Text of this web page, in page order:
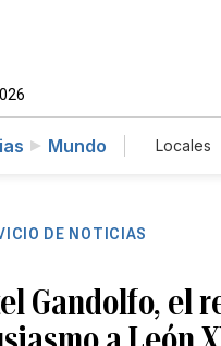
Mundo Locales
DE NOTICIAS
Gandolfo, el